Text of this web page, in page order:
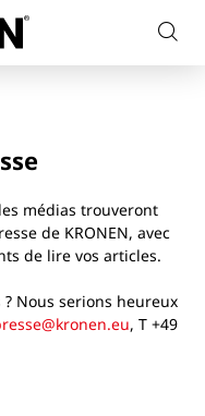
médias trouveront
de KRONEN, avec
de lire vos articles.
? Nous serions heureux
, T +49